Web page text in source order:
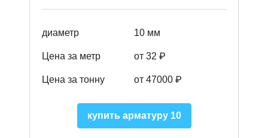
диаметр 10 мм
Цена за метр от 32 ₽
Цена за тонну от 47000 ₽
купить арматуру 10